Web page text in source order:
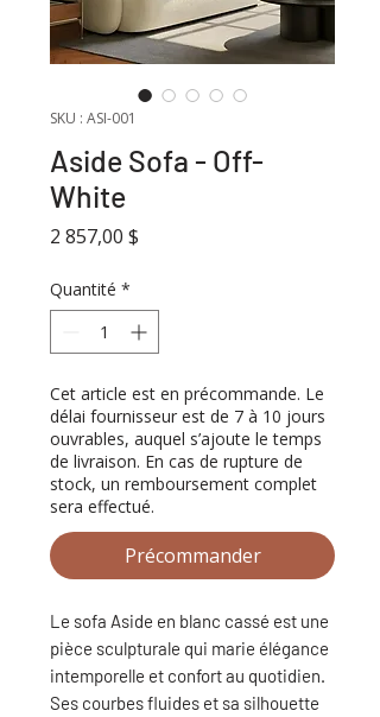
SKU : ASI-001
Aside Sofa - Off-
White
2 857,00 $
Quantité *
Cet article est en précommande. Le
délai fournisseur est de 7 à 10 jours
ouvrables, auquel s’ajoute le temps
de livraison. En cas de rupture de
stock, un remboursement complet
sera effectué.
Précommander
Le sofa Aside en blanc cassé est une
pièce sculpturale qui marie élégance
intemporelle et confort au quotidien.
Ses courbes fluides et sa silhouette